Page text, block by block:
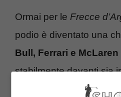
Ormai per le Frecce
podio è diventato una
Bull, Ferrari e McLaren
stabilmente davanti sia
gara. Considerando che